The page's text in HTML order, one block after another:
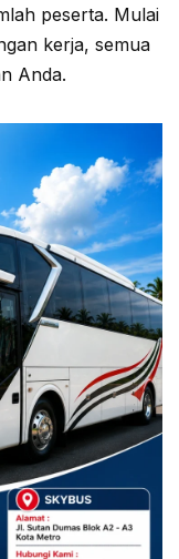
peserta. Mulai
kerja, semua
Anda.